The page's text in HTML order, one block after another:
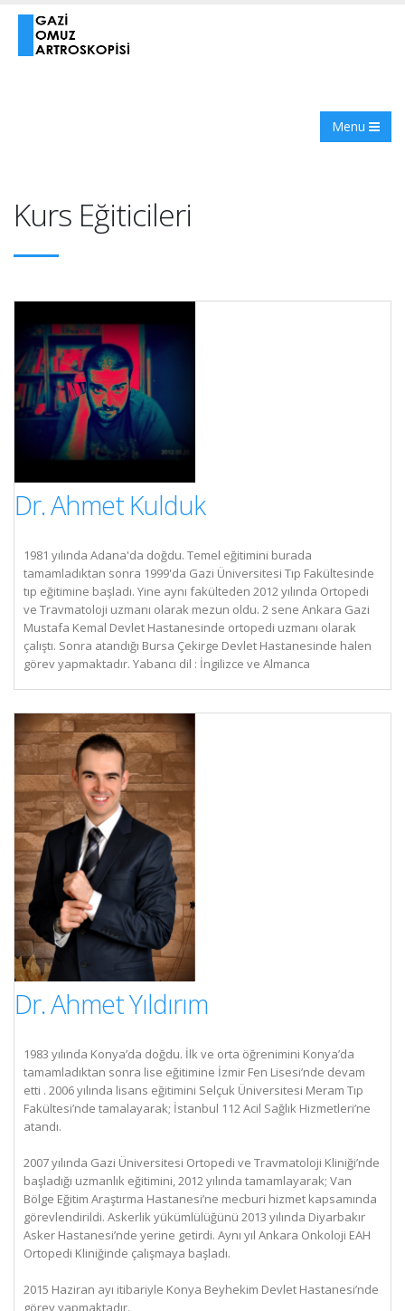
Menu
Kurs Eğiticileri
Dr. Ahmet Kulduk
1981 yılında Adana'da doğdu. Temel eğitimini burada
tamamladıktan sonra 1999'da Gazi Üniversitesi Tıp Fakültesinde
tıp eğitimine başladı. Yine aynı fakülteden 2012 yılında Ortopedi
ve Travmatoloji uzmanı olarak mezun oldu. 2 sene Ankara Gazi
Mustafa Kemal Devlet Hastanesinde ortopedi uzmanı olarak
çalıştı. Sonra atandığı Bursa Çekirge Devlet Hastanesinde halen
görev yapmaktadır. Yabancı dil : İngilizce ve Almanca
Dr. Ahmet Yıldırım
1983 yılında Konya’da doğdu. İlk ve orta öğrenimini Konya’da
tamamladıktan sonra lise eğitimine İzmir Fen Lisesi’nde devam
etti . 2006 yılında lisans eğitimini Selçuk Üniversitesi Meram Tıp
Fakültesi’nde tamalayarak; İstanbul 112 Acil Sağlık Hizmetleri’ne
atandı.
2007 yılında Gazi Üniversitesi Ortopedi ve Travmatoloji Kliniği’nde
başladığı uzmanlık eğitimini, 2012 yılında tamamlayarak; Van
Bölge Eğitim Araştırma Hastanesi’ne mecburi hizmet kapsamında
görevlendirildi. Askerlik yükümlülüğünü 2013 yılında Diyarbakır
Asker Hastanesi’nde yerine getirdi. Aynı yıl Ankara Onkoloji EAH
Ortopedi Kliniğinde çalışmaya başladı.
2015 Haziran ayı itibariyle Konya Beyhekim Devlet Hastanesi’nde
görev yapmaktadır.